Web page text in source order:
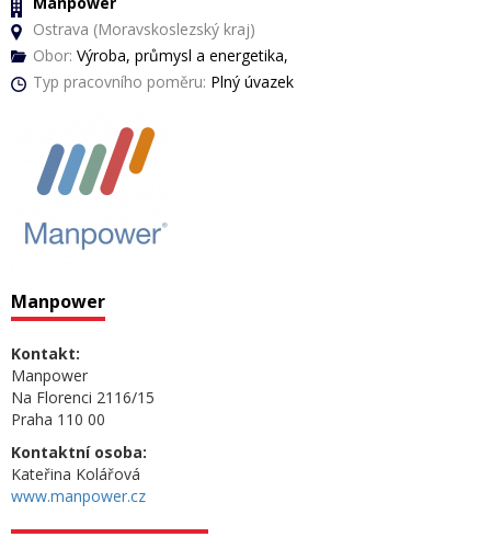
Ostrava (Moravskoslezský kraj)
Obor: Výroba, průmysl a energetika,
Typ pracovního poměru: Plný úvazek
Manpower
Kontakt:
Manpower
Na Florenci 2116/15
Praha 110 00
Kontaktní osoba:
Kateřina Kolářová
www.manpower.cz